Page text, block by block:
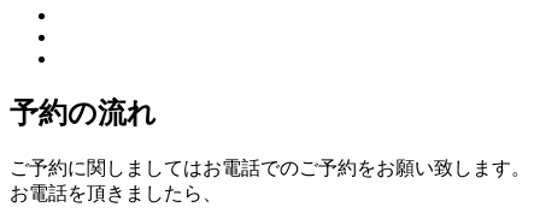
予約の流れ
ご予約に関しましてはお電話でのご予約をお願い致します。
お電話を頂きましたら、